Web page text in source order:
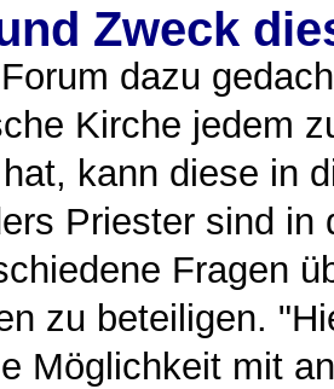
Zweck
dazu
Kirche jedem
kann diese in
Priester sind in
Fragen
zu beteiligen.
Möglichkeit mit